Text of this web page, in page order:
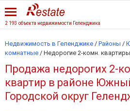
2 193 объекта недвижимости Геленджика
Недвижимость в Геленджике / Районы /
комнатные / Недорогие 2-комн. квартиры
Продажа недорогих 2-
квартир в районе
Городской округ